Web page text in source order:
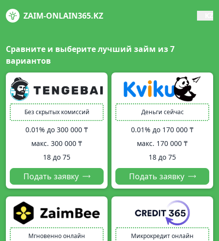
ZAIM-ONLAIN365.KZ
Сравните и выберите лучший займ из7
вариантов
Без скрытых комиссий
0.01% до 300 000 ₸
макс. 300 000 ₸
18 до 75
Подать заявку
Деньги сейчас
0.01% до 170 000 ₸
макс. 170 000 ₸
18 до 75
Подать заявку
Мгновенно онлайн Микрокредит онлайн